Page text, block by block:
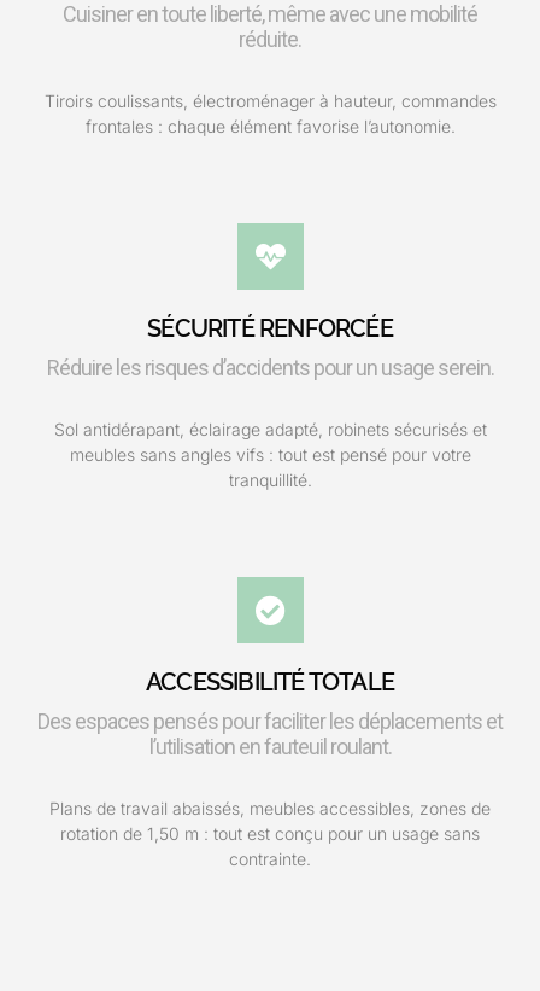
Cuisiner en toute liberté, même avec une mobilité
réduite.
Tiroirs coulissants, électroménager à hauteur, commandes
frontales : chaque élément favorise l’autonomie.
SÉCURITÉ RENFORCÉE
Réduire les risques d’accidents pour un usage serein.
Sol antidérapant, éclairage adapté, robinets sécurisés et
meubles sans angles vifs : tout est pensé pour votre
tranquillité.
ACCESSIBILITÉ TOTALE
Des espaces pensés pour faciliter les déplacements et
l’utilisation en fauteuil roulant.
Plans de travail abaissés, meubles accessibles, zones de
rotation de 1,50 m : tout est conçu pour un usage sans
contrainte.